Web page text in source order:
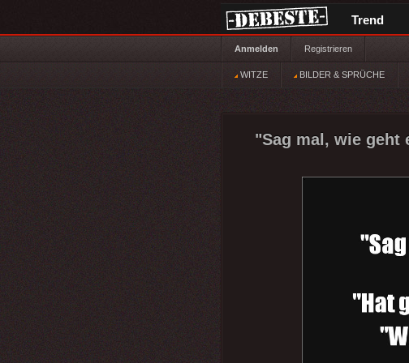
Trend
Anmelden Registrieren
WITZE BILDER & SPRÜCHE
"Sag mal, wie geht